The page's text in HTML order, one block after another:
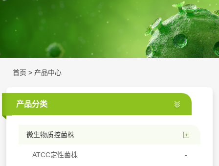
首页 > 产品中心
产品分类
微生物质控菌株
ATCC定性菌株